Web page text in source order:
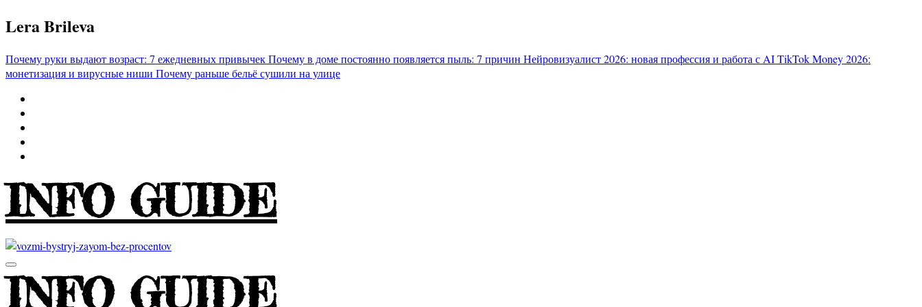
Перейти
к
Lera Brileva
Почему руки выдают возраст: 7 ежедневных привычекПочему в доме постоянно появляется пыль: 7 причин Нейровизуалист 2026: новая профессия и работа с AITikTok Money 2026:
монетизация и вирусные ниши Почему раньше бельё сушили на улице
INFO GUIDE
INFO GUIDE